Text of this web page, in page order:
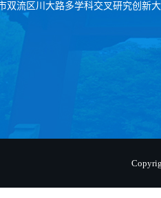
双流区川大路多学科交叉研究创新